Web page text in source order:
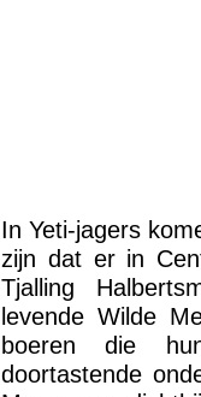
In Yeti-jagers
zijn dat er in
Tjalling
levende Wilde
boeren die
doortastende